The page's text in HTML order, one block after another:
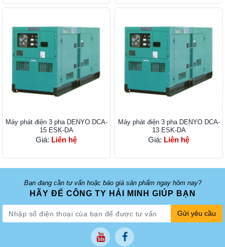
Máy phát điện 3 pha DENYO DCA-
15 ESK-DA
Giá: Liên hệ
Máy phát điện 3 pha DENYO DCA-
13 ESK-DA
Giá: Liên hệ
Bạn đang cần tư vấn hoặc báo giá sản phẩm ngay hôm nay?
HÃY ĐỂ CÔNG TY HẢI MINH GIÚP BẠN
Gửi yêu cầu